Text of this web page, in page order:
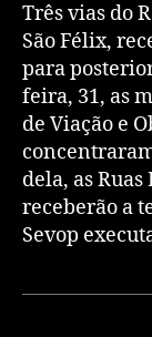
Três vias do
São Félix,
para
feira, 31, as
de Viação e
dela, as
receberão a
Sevop